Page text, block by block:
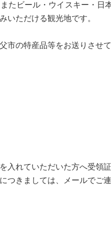
たビール・ウイスキー・日
いただける観光地です。
の特産品等をお送りさせて
れていただいた方へ受領
きましては、メールでご連